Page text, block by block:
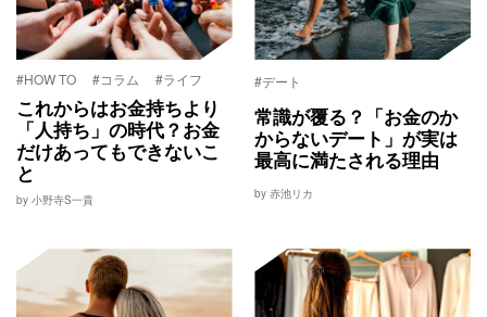
#HOW TO #コラム #ライフ
これからはお金持ちより
「人持ち」の時代？お金
だけあってもできないこ
と
by 小野寺S一貴
#デート
常識が覆る？「お金のか
からないデート」が実は
最高に満たされる理由
by 赤池リカ